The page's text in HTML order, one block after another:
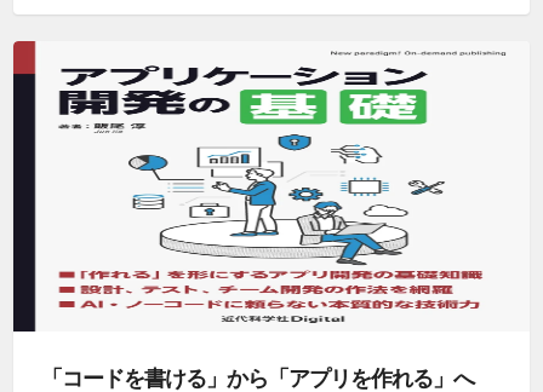
「コードを書ける」から「アプリを作れる」へ